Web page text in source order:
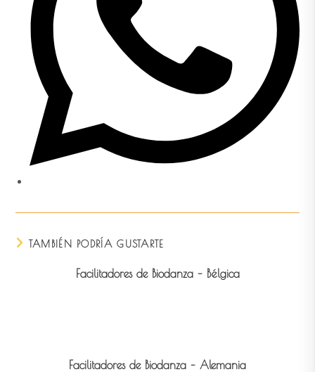
TAMBIÉN PODRÍA GUSTARTE
Facilitadores de Biodanza – Bélgica
Facilitadores de Biodanza – Alemania